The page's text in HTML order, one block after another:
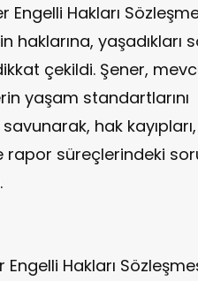
Engelli Hakları
haklarına, yaşadıkları
çekildi. Şener,
yaşam standartlarını
hak
rapor süreçlerindeki
Engelli Hakları